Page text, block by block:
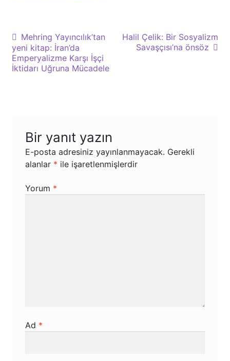
Yazı
gezinmesi
Önceki
yazı:
Mehring Yayıncılık’tan
yeni kitap: İran’da
Emperyalizme Karşı İşçi
İktidarı Uğruna Mücadele
Sonraki
yazı:
Halil Çelik: Bir Sosyalizm
Savaşçısı’na önsöz
Bir yanıt yazın
E-posta adresiniz yayınlanmayacak. Gerekli
alanlar * ile işaretlenmişlerdir
Yorum *
Ad *